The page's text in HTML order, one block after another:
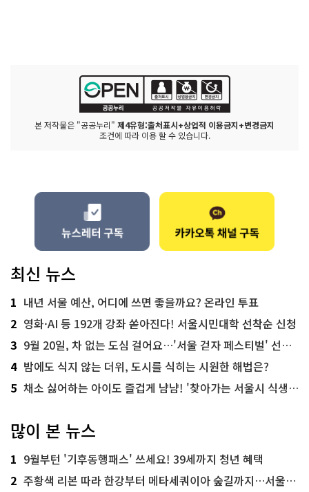
본 저작물은 "공공누리" 제4유형:출처표시+상업적 이용금지+변경금지
조건에 따라 이용 할 수 있습니다.
최신 뉴스
1 내년 서울 예산, 어디에 쓰면 좋을까요? 온라인 투표
2 영화·AI 등 192개 강좌 쏟아진다! 서울시민대학 선착순 신청
3 9월 20일, 차 없는 도심 걸어요…'서울 걷자 페스티벌' 선착순 5천명
4 밤에도 식지 않는 더위, 도시를 식히는 시원한 해법은?
5 채소 싫어하는 아이도 즐겁게 냠냠! '찾아가는 서울시 식생활 교육' 현장
많이 본 뉴스
1 9월부턴 '기후동행패스' 쓰세요! 39세까지 청년 혜택
2 주황색 리본 따라 한강부터 메타세쿼이아 숲길까지…서울둘레길 15코스